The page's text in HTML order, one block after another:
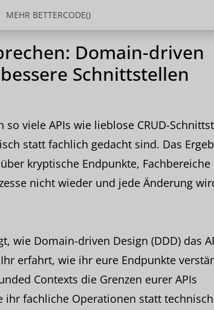
MEHR BETTERCODE()
Domain-driven
Schnittstellen
viele APIs wie lieblose CRUD-
statt fachlich gedacht sind. Das
kryptische Endpunkte, Fachbereiche
nicht wieder und jede Änderung
wie Domain-driven Design (DDD) das
erfahrt, wie ihr eure Endpunkte
Contexts die Grenzen eurer APIs
ihr fachliche Operationen statt